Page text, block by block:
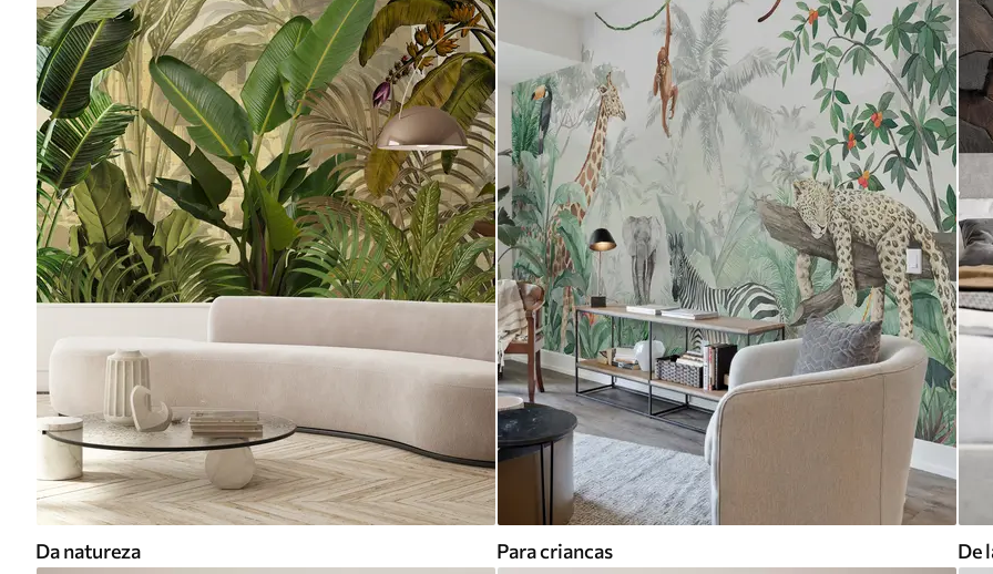
Da natureza Para criancas De